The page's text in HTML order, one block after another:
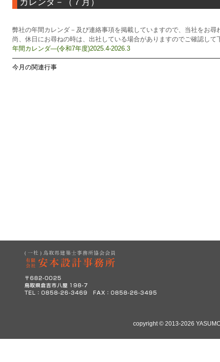
カレンダ－（７月）
弊社の年間カレンダ－及び連絡事項を掲載していますので、当社をお尋
尚、休日にお尋ねの時は、出社している場合がありますのでご確認して
年間カレンダ―(令和7年度)2025.4-2026.3
今月の関連行事
copyright © 2013-2026